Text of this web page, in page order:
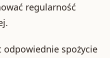
regularność
odpowiednie spożycie